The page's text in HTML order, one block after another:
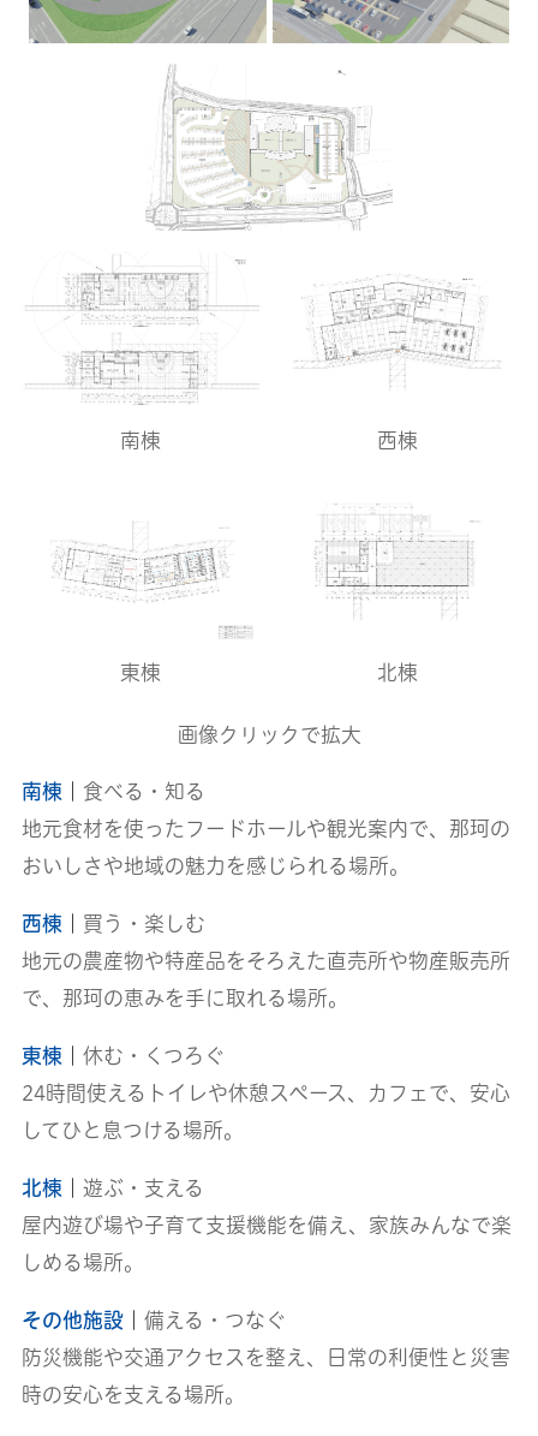
南棟 西棟
東棟 北棟
画像クリックで拡大
南棟
食べる・知る
地元食材を使ったフードホールや観光案内で、那珂の
おいしさや地域の魅力を感じられる場所。
西棟
買う・楽しむ
地元の農産物や特産品をそろえた直売所や物産販売所
で、那珂の恵みを手に取れる場所。
東棟
休む・くつろぐ
24時間使えるトイレや休憩スペース、カフェで、安心
してひと息つける場所。
北棟
遊ぶ・支える
屋内遊び場や子育て支援機能を備え、家族みんなで楽
しめる場所。
その他施設｜ 備える・つなぐ
防災機能や交通アクセスを整え、日常の利便性と災害
時の安心を支える場所。